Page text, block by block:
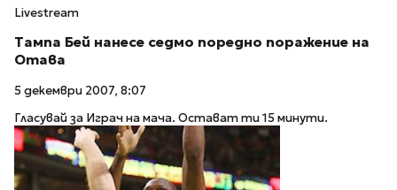
Livestream
Тампа Бей нанесе седмо поредно поражение на
Отава
5 декември 2007, 8:07
Гласувай за Играч на мача. Остават ти 15 минути.